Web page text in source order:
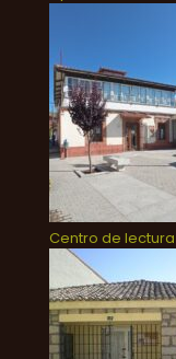
Centro de lectura